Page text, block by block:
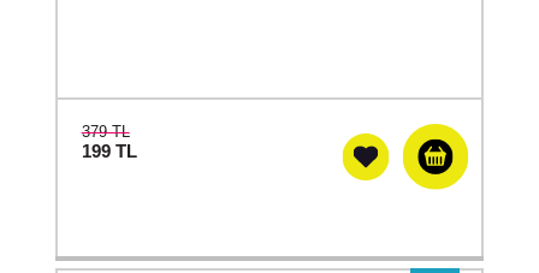
379 TL
199 TL